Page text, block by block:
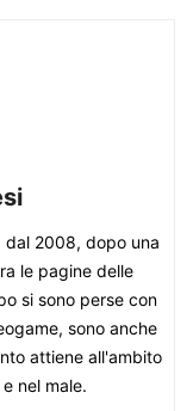
dal 2008, dopo una
le pagine delle
si sono perse con
sono anche
attiene all'ambito
nel male.